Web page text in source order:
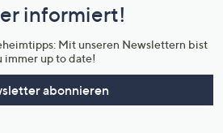
informiert!
Mit unseren Newslettern bist
immer up to date!
abonnieren